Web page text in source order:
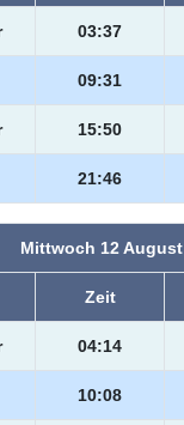
03:37
09:31
15:50
21:46
Mittwoch 12 August
Zeit
04:14
10:08